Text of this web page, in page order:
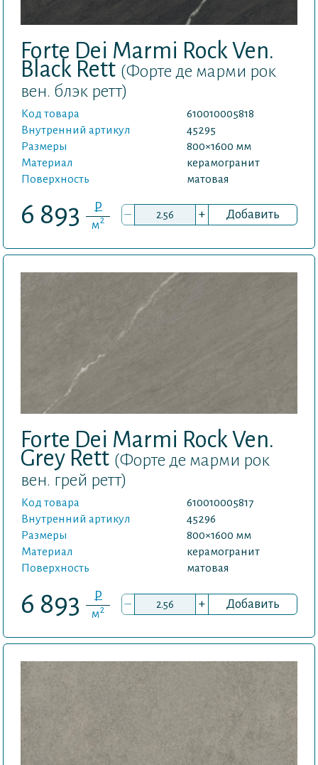
Forte Dei Marmi Rock Ven.
Black Rett (Форте де марми рок
вен. блэк ретт)
Код товара
610010005818
Внутренний артикул
45295
Размеры
800×1600 мм
Материал
керамогранит
Поверхность
матовая
6 893 P
м2 – + Добавить
Forte Dei Marmi Rock Ven.
Grey Rett (Форте де марми рок
вен. грей ретт)
Код товара
610010005817
Внутренний артикул
45296
Размеры
800×1600 мм
Материал
керамогранит
Поверхность
матовая
6 893 P
м2 – + Добавить